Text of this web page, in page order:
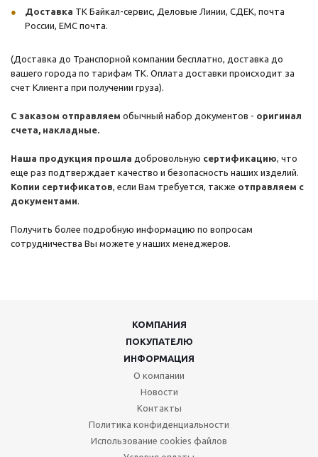
Доставка ТК Байкал-сервис, Деловые Линии, СДЕК, почта
России, ЕМС почта.
(Доставка до Транспорной компании бесплатно, доставка до
вашего города по тарифам ТК. Оплата доставки происходит за
счет Клиента при получении груза).
С заказом отправляем обычный набор документов - оригинал
счета, накладные.
Наша продукция прошла добровольную сертификацию, что
еще раз подтверждает качество и безопасность наших изделий.
Копии сертификатов, если Вам требуется, также отправляем с
документами.
Получить более подробную информацию по вопросам
сотрудничества Вы можете у наших менеджеров.
КОМПАНИЯ
ПОКУПАТЕЛЮ
ИНФОРМАЦИЯ
О компании
Новости
Контакты
Политика конфиденциальности
Использование cookies файлов